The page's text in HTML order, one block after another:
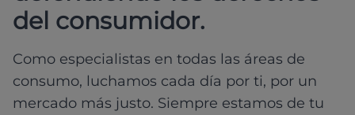
del consumidor.
Como especialistas en todas las áreas de
consumo, luchamos cada día por ti, por un
mercado más justo. Siempre estamos de tu